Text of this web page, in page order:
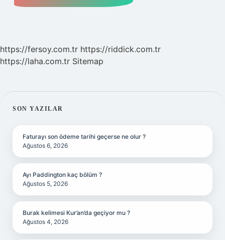
https://fersoy.com.tr https://riddick.com.tr
https://laha.com.tr Sitemap
SIDEBAR
SON YAZILAR
Faturayı son ödeme tarihi geçerse ne olur ?
Ağustos 6, 2026
Ayı Paddington kaç bölüm ?
Ağustos 5, 2026
Burak kelimesi Kur’an’da geçiyor mu ?
Ağustos 4, 2026